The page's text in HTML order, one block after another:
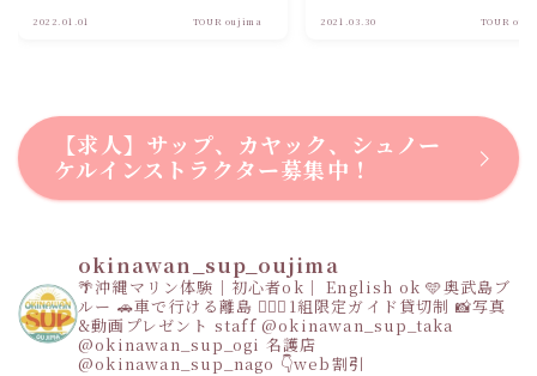
2022.01.01 TOUR oujima 2021.03.30 TOUR
【求人】サップ、カヤック、シュノー
ケルインストラクター募集中！
okinawan_sup_oujima
🌴沖縄マリン体験｜初心者ok｜ English ok 🩵奥武島ブ
ルー 🚗車で行ける離島 👩‍❤️‍👩1組限定ガイド貸切制 📸写真
&動画プレゼント staff@okinawan_sup_taka
@okinawan_sup_ogi 名護店
@okinawan_sup_nago 👇web割引